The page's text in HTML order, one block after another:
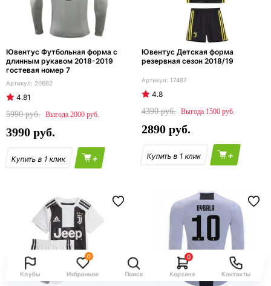
Клубы
0
Избранное Поиск
0
Корзина Контакты
Ювентус Футбольная форма с
длинным рукавом 2018-2019
гостевая номер 7
20682
4.81
5990
2000
3990
+
Ювентус Детская форма
резервная сезон 2018/19
17487
4.8
4390
1500
2890
+